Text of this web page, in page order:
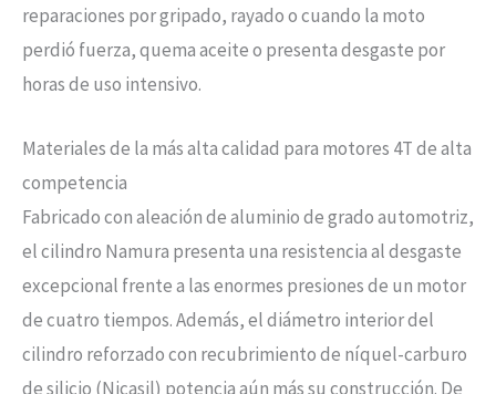
reparaciones por gripado, rayado o cuando la moto
perdió fuerza, quema aceite o presenta desgaste por
horas de uso intensivo.
Materiales de la más alta calidad para motores 4T de alta
competencia
Fabricado con aleación de aluminio de grado automotriz,
el cilindro Namura presenta una resistencia al desgaste
excepcional frente a las enormes presiones de un motor
de cuatro tiempos. Además, el diámetro interior del
cilindro reforzado con recubrimiento de níquel-carburo
de silicio (Nicasil) potencia aún más su construcción. De